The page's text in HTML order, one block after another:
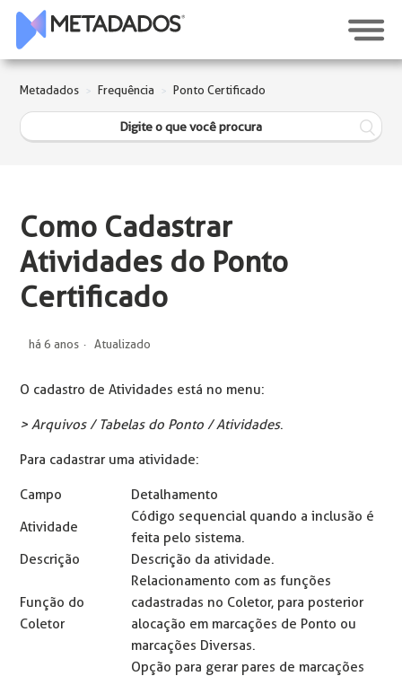
Metadados Frequência Ponto Certificado
Como Cadastrar
Atividades do Ponto
Certificado
há 6 anos Atualizado
O cadastro de Atividades está no menu:
> Arquivos / Tabelas do Ponto / Atividades.
Para cadastrar uma atividade:
Campo
Detalhamento
Atividade
Código sequencial quando a inclusão é
feita pelo sistema.
Descrição
Descrição da atividade.
Função do
Coletor
Relacionamento com as funções
cadastradas no Coletor, para posterior
alocação em marcações de Ponto ou
marcações Diversas.
Opção para gerar pares de marcações